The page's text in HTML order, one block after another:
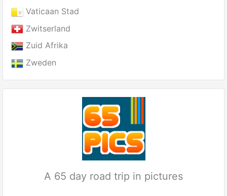
Vaticaan Stad
Zwitserland
Zuid Afrika
Zweden
A 65 day road trip in pictures